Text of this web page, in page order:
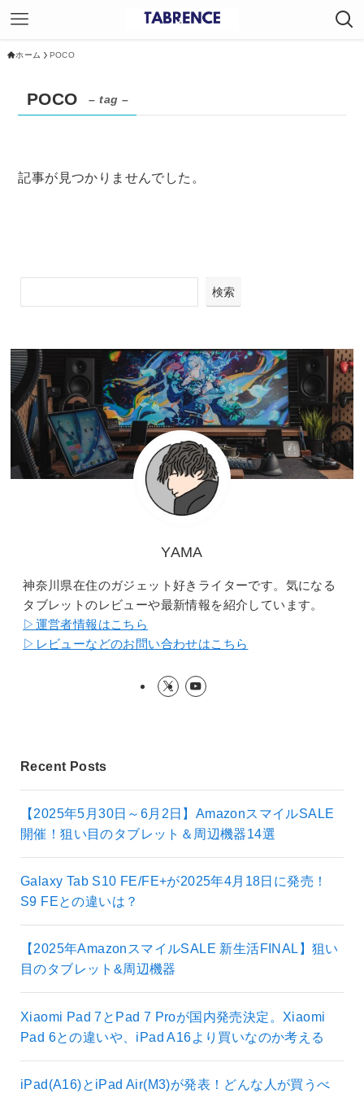
ホーム POCO
POCO – tag –
記事が見つかりませんでした。
検索
YAMA
神奈川県在住のガジェット好きライターです。気になる
タブレットのレビューや最新情報を紹介しています。
▷運営者情報はこちら
▷レビューなどのお問い合わせはこちら
Recent Posts
【2025年5月30日～6月2日】AmazonスマイルSALE
開催！狙い目のタブレット＆周辺機器14選
Galaxy Tab S10 FE/FE+が2025年4月18日に発売！
S9 FEとの違いは？
【2025年AmazonスマイルSALE 新生活FINAL】狙い
目のタブレット&周辺機器
Xiaomi Pad 7とPad 7 Proが国内発売決定。Xiaomi
Pad 6との違いや、iPad A16より買いなのか考える
iPad(A16)とiPad Air(M3)が発表！どんな人が買うべ